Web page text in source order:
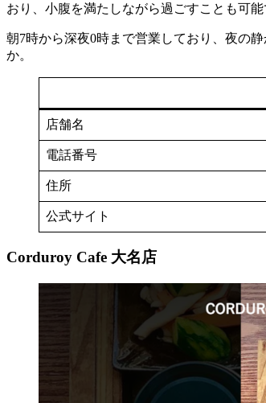
おり、小腹を満たしながら過ごすことも可能
朝7時から深夜0時まで営業しており、夜の
か。
店舗名
電話番号
住所
公式サイト
Corduroy Cafe 大名店